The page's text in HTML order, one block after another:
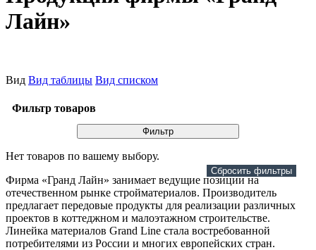
Лайн»
Вид Вид таблицы Вид списком
Фильтр товаров
Фильтр
Нет товаров по вашему выбору.
Сбросить фильтры
Фирма «Гранд Лайн» занимает ведущие позиции на
отечественном рынке стройматериалов. Производитель
предлагает передовые продукты для реализации различных
проектов в коттеджном и малоэтажном строительстве.
Линейка материалов Grand Line стала востребованной
потребителями из России и многих европейских стран.